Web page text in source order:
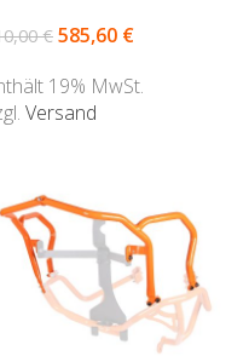
€ 585,60 €
19% MwSt.
Versand